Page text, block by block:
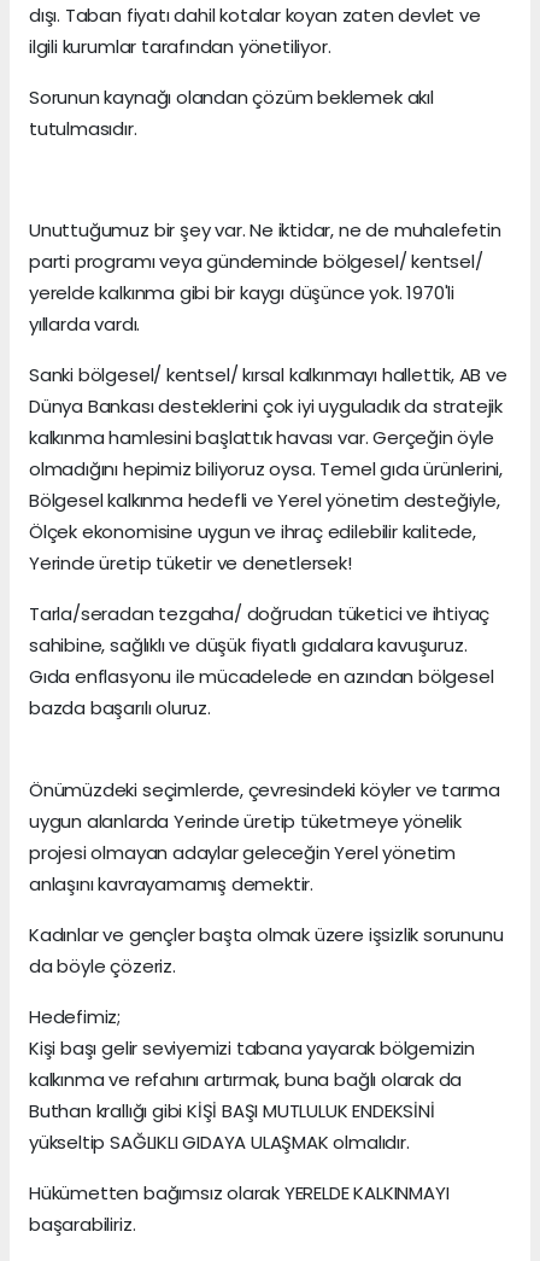
dışı. Taban fiyatı dahil kotalar koyan zaten devlet ve
ilgili kurumlar tarafından yönetiliyor.
Sorunun kaynağı olandan çözüm beklemek akıl
tutulmasıdır.
Unuttuğumuz bir şey var. Ne iktidar, ne de muhalefetin
parti programı veya gündeminde bölgesel/ kentsel/
yerelde kalkınma gibi bir kaygı düşünce yok. 1970'li
yıllarda vardı.
Sanki bölgesel/ kentsel/ kırsal kalkınmayı hallettik, AB ve
Dünya Bankası desteklerini çok iyi uyguladık da stratejik
kalkınma hamlesini başlattık havası var. Gerçeğin öyle
olmadığını hepimiz biliyoruz oysa. Temel gıda ürünlerini,
Bölgesel kalkınma hedefli ve Yerel yönetim desteğiyle,
Ölçek ekonomisine uygun ve ihraç edilebilir kalitede,
Yerinde üretip tüketir ve denetlersek!
Tarla/seradan tezgaha/ doğrudan tüketici ve ihtiyaç
sahibine, sağlıklı ve düşük fiyatlı gıdalara kavuşuruz.
Gıda enflasyonu ile mücadelede en azından bölgesel
bazda başarılı oluruz.
Önümüzdeki seçimlerde, çevresindeki köyler ve tarıma
uygun alanlarda Yerinde üretip tüketmeye yönelik
projesi olmayan adaylar geleceğin Yerel yönetim
anlaşını kavrayamamış demektir.
Kadınlar ve gençler başta olmak üzere işsizlik sorununu
da böyle çözeriz.
Hedefimiz;
Kişi başı gelir seviyemizi tabana yayarak bölgemizin
kalkınma ve refahını artırmak, buna bağlı olarak da
Buthan krallığı gibi KİŞİ BAŞI MUTLULUK ENDEKSİNİ
yükseltip SAĞLIKLI GIDAYA ULAŞMAK olmalıdır.
Hükümetten bağımsız olarak YERELDE KALKINMAYI
başarabiliriz.